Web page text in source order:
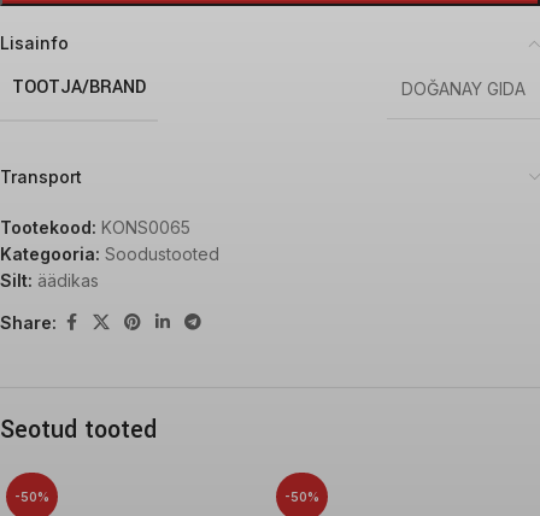
Lisainfo
TOOTJA/BRAND DOĞANAY GIDA
Transport
Tootekood: KONS0065
Kategooria: Soodustooted
Silt: äädikas
Share:
Seotud tooted
-50% -50%